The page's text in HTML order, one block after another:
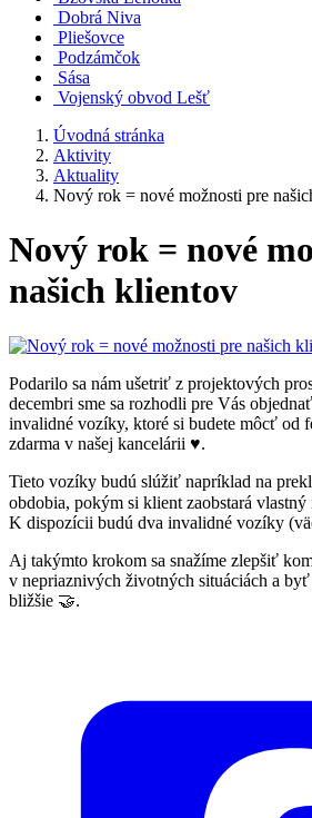
Dobrá Niva
Pliešovce
Podzámčok
Sása
Vojenský obvod Lešť
Úvodná stránka
Aktivity
Aktuality
Nový rok = nové možnosti pre
Nový rok = nové
našich klientov
Podarilo sa nám ušetriť z projektových
decembri sme sa rozhodli pre Vás
invalidné vozíky, ktoré si budete môcť od
zdarma v našej kancelárii ♥.
Tieto vozíky budú slúžiť napríklad na
obdobia, pokým si klient zaobstará
K dispozícii budú dva invalidné vozíky
Aj takýmto krokom sa snažíme zlepšiť
v nepriaznivých životných situáciách a
bližšie 🤝.